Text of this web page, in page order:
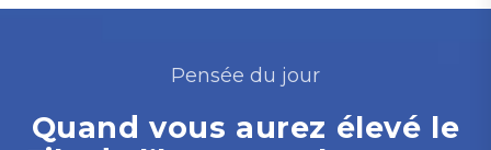
Pensée du jour
Quand vous aurez élevé le